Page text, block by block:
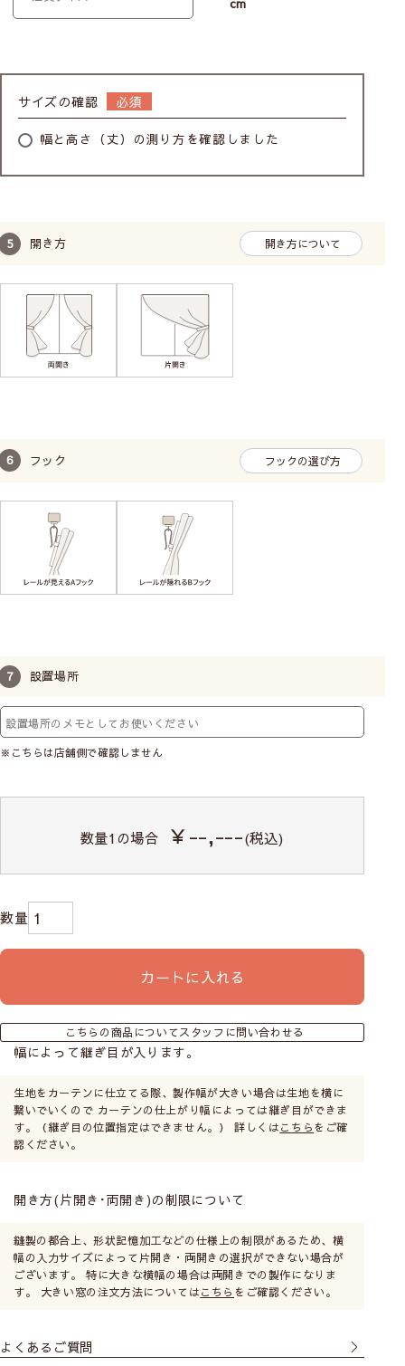
cm
サイズの確認
幅と高さ（丈）の測り方を確認しました
開き方 開き方について
フック フックの選び方
設置場所
※こちらは店舗側で確認しません
数量1の場合 ￥--,---(税込)
カートに入れる
こちらの商品についてスタッフに問い合わせる
幅によって継ぎ目が入ります。
生地をカーテンに仕立てる際、製作幅が大きい場合は生地を横に
繋いでいくので カーテンの仕上がり幅によっては継ぎ目ができま
す。（継ぎ目の位置指定はできません。） 詳しくはこちら をご確
認ください。
開き方(片開き･両開き)の制限について
縫製の都合上、形状記憶加工などの仕様上の制限があるため、横
幅の入力サイズによって片開き・両開きの選択ができない場合が
ございます。 特に大きな横幅の場合は両開きでの製作になりま
す。 大きい窓の注文方法についてはこちら をご確認ください。
よくあるご質問